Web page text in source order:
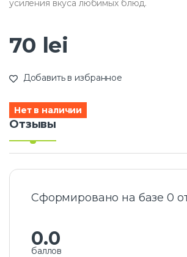
Нет в наличии
усиления вкуса любимых блюд.
70 lei
Добавить в избранное
Отзывы
Сформировано на базе 0
0.0
баллов